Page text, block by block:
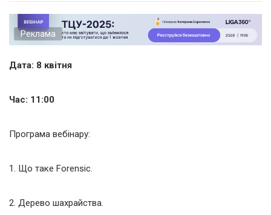
Реклама
Дата: 8 квітня
Час: 11:00
Програма вебінару:
1. Що таке Forensic.
2. Дерево шахрайства.